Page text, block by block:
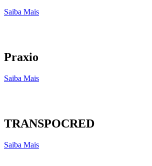
Saiba Mais
Praxio
Saiba Mais
TRANSPOCRED
Saiba Mais